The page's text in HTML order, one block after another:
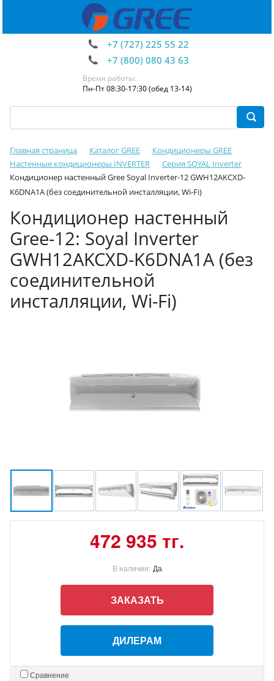
+7 (727) 225 55 22
+7 (800) 080 43 63
Время работы:
Пн-Пт 08:30-17:30 (обед 13-14)
Главная страница Каталог GREE
Кондиционеры GREE
Настенные кондиционеры INVERTER
Серия SOYAL Inverter
Кондиционер настенный Gree Soyal Inverter-12 GWH12AKCXD-
K6DNA1A (без соединительной инсталляции, Wi-Fi)
Кондиционер настенный
Gree-12: Soyal Inverter
GWH12AKCXD-K6DNA1A (без
соединительной
инсталляции, Wi-Fi)
472 935 тг.
В наличии: Да
ЗАКАЗАТЬ
ДИЛЕРАМ
Сравнение